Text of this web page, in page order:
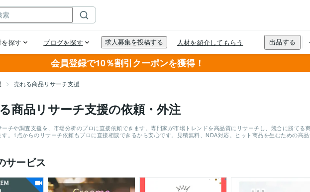
会員登録で10％割引クーポンを獲得！
売れる商品リサーチ支援
商品リサーチ支援の依頼・外注
チや調査支援を、市場分析のプロに直接依頼できます。専門家が市場トレンドを高品質にリサーチし、競合に勝てる
。1点からのリサーチ依頼もプロに直接相談できるから安心です。見積無料、NDA対応。ヒット商品を生むための高
サービス